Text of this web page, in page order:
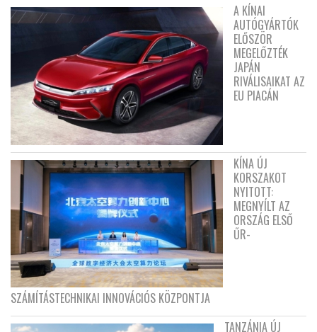
A KÍNAI
AUTÓGYÁRTÓK
ELŐSZÖR
MEGELŐZTÉK
JAPÁN
RIVÁLISAIKAT AZ
EU PIACÁN
KÍNA ÚJ
KORSZAKOT
NYITOTT:
MEGNYÍLT AZ
ORSZÁG ELSŐ
ŰR-
SZÁMÍTÁSTECHNIKAI INNOVÁCIÓS KÖZPONTJA
TANZÁNIA ÚJ